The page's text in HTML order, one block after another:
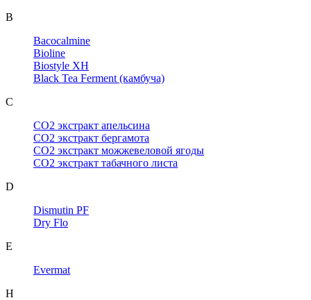
B
Bacocalmine
Bioline
Biostyle XH
Black Tea Ferment (камбуча)
C
CO2 экстракт апельсина
CO2 экстракт бергамота
CO2 экстракт можжевеловой ягоды
CO2 экстракт табачного листа
D
Dismutin PF
Dry Flo
E
Evermat
H